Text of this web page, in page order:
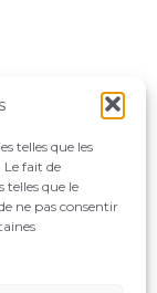
telles que les
fait de
telles que le
ne pas consentir